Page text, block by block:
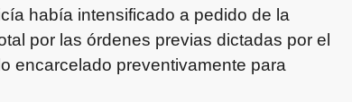
había intensificado a pedido de la
por las órdenes previas dictadas por el
encarcelado preventivamente para